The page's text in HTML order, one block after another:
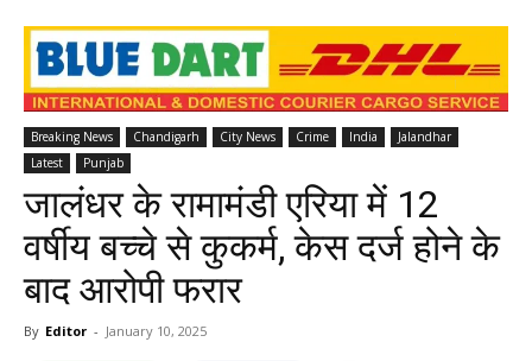
Breaking News Chandigarh City News Crime India
Jalandhar
Latest
Punjab
जालंधर के रामामंडी एरिया में 12
वर्षीय बच्चे से कुकर्म, केस दर्ज होने के
बाद आरोपी फरार
By Editor - January 10, 2025